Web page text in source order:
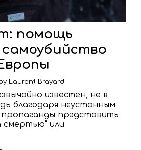
помощь
by Laurent Brayard
известен, не в
благодаря неустанным
пропаганды представить
смертью" или